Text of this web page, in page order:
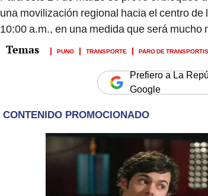
una movilización regional hacia el centro
10:00 a.m., en una medida que será mucho
PUNO TRANSPORTE PARO DE
Prefiero a La
Google